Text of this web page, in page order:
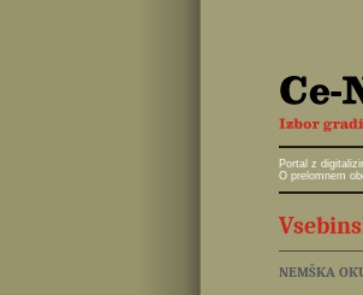
Portal z
O prelomnem
NEMŠKA